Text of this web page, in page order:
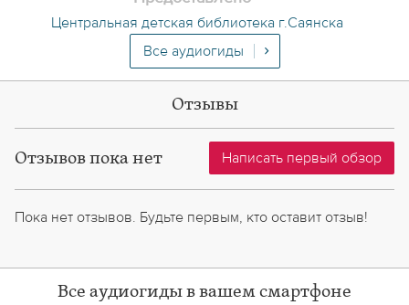
Центральная детская библиотека г.Саянска
Все аудиогиды
Отзывы
Отзывов пока нет Написать первый обзор
Пока нет отзывов. Будьте первым, кто оставит отзыв!
Все аудиогиды в вашем смартфоне